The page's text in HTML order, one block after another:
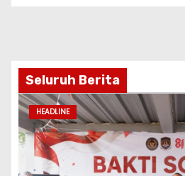
Seluruh Berita
HEADLINE